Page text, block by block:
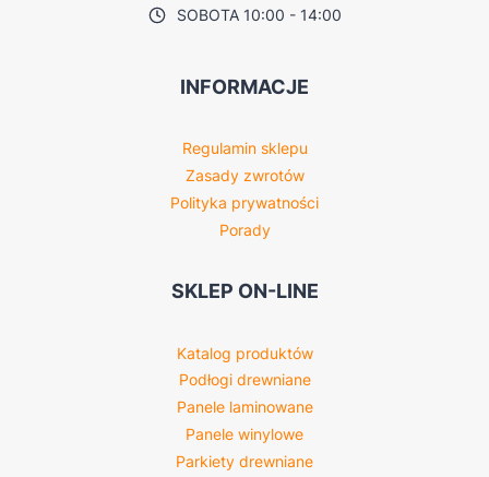
SOBOTA 10:00 - 14:00
INFORMACJE
Regulamin sklepu
Zasady zwrotów
Polityka prywatności
Porady
SKLEP ON-LINE
Katalog produktów
Podłogi drewniane
Panele laminowane
Panele winylowe
Parkiety drewniane